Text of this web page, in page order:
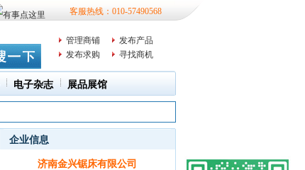
客服热线：010-57490568
管理商铺
发布产品
发布求购
寻找商机
电子杂志 展品展馆
企业信息
济南金兴锯床有限公司